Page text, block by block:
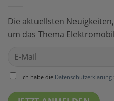
Die aktuellsten
um das Thema
Ich habe die Datenschutzerklärung